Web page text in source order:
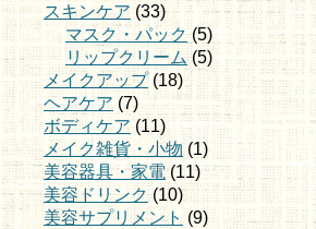
スキンケア (33)
マスク・パック (5)
リップクリーム(5)
メイクアップ(18)
ヘアケア (7)
ボディケア (11)
メイク雑貨・小物 (1)
美容器具・家電 (11)
美容ドリンク (10)
美容サプリメント (9)